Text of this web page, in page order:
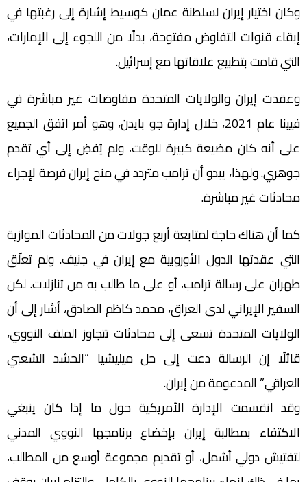
وكان اختيار إيران لسلطنة عمان كوسيط إشارة إلى رغبتها في
إبقاء قنوات التفاوض مفتوحة، بدلًا من اللجوء إلى الإمارات،
التي قامت بتطبيع علاقاتها مع إسرائيل.
وعقدت إيران والولايات المتحدة مفاوضات غير مباشرة في
فيينا عام 2021، خلال إدارة جو بايدن، وهو أمر اتفق الجميع
على أنه كان مضيعة كبيرة للوقت، ولم يُفضِ إلى أي تقدم
جوهري. ولهذا، يبدو أن ترامب متردد في منح إيران فرصة لإجراء
محادثات غير مباشرة.
كما أن هناك حاجة لمتابعة أربع جولات من المحادثات الموازية
التي عقدتها الدول الأوروبية مع إيران في جنيف. ولم تعلّق
طهران على رسالة ترامب، أو على ما طالب به من تنازلات. لكن
السفير الإيراني لدى العراق، محمد كاظم الصادق، أشار إلى أن
الولايات المتحدة تسعى إلى محادثات تتجاوز الملف النووي،
قائلًا إن الرسالة دعت إلى حل ميليشيا “الحشد الشعبي
العراقي” المدعومة من إيران.
وقد انقسمت الإدارة الأمريكية حول ما إذا كان ينبغي
الاكتفاء بمطالبة إيران بإخضاع برنامجها النووي المدني
لتفتيش دولي أشمل، أو تقديم مجموعة أوسع من المطالب،